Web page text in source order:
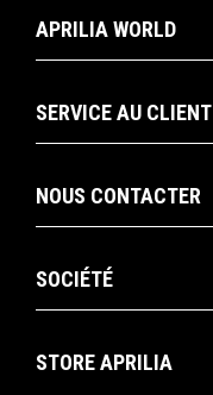
APRILIA WORLD
SERVICE AU CLIENT
NOUS CONTACTER
SOCIÉTÉ
STORE APRILIA